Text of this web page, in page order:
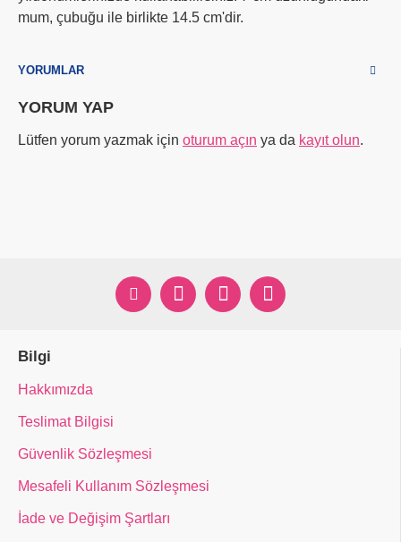
mum, çubuğu ile birlikte 14.5 cm'dir.
YORUMLAR
YORUM YAP
Lütfen yorum yazmak için oturum açın ya da kayıt olun.
Bilgi
Hakkımızda
Teslimat Bilgisi
Güvenlik Sözleşmesi
Mesafeli Kullanım Sözleşmesi
İade ve Değişim Şartları